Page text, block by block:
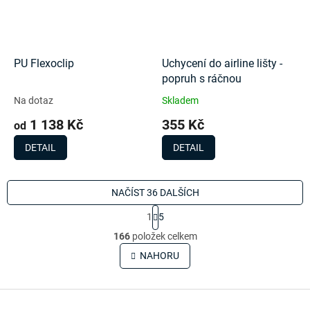
PU Flexoclip
Na dotaz
od 1 138 Kč
DETAIL
Uchycení do airline lišty -
popruh s ráčnou
Skladem
355 Kč
DETAIL
O
v
l
á
NAČÍST 36 DALŠÍCH
S
t
r
á
n
k
v
1
5
166položek celkem
NAHORU